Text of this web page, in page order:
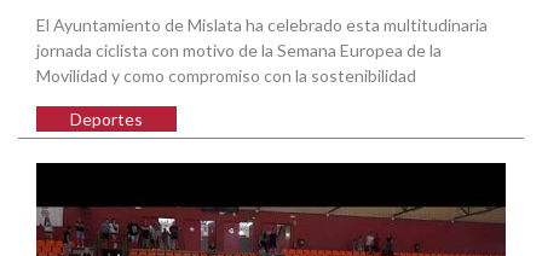
El Ayuntamiento de Mislata ha celebrado esta multitudinaria
jornada ciclista con motivo de la Semana Europea de la
Movilidad y como compromiso con la sostenibilidad
Deportes